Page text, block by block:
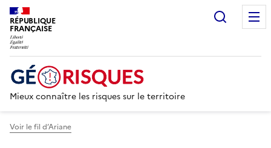
RÉPUBLIQUE
FRANÇAISE
Mieux connaître les risques sur le territoire
Voir le fil d’Ariane